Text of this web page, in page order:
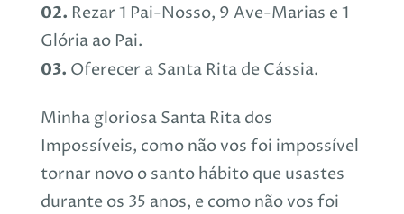
02. Rezar 1 Pai-Nosso, 9 Ave-Marias e 1
Glória ao Pai.
03. Oferecer a Santa Rita de Cássia.
Minha gloriosa Santa Rita dos
Impossíveis, como não vos foi impossível
tornar novo o santo hábito que usastes
durante os 35 anos, e como não vos foi